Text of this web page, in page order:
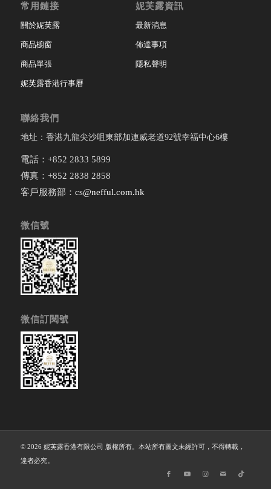
常用鏈接
關於妮芙露
商品櫥窗
商品單張
妮芙露香港行事曆
妮芙露資訊
最新消息
佈達事項
隱私聲明
聯絡我們
地址：香港九龍尖沙咀東部加連威老道92號幸福中心6樓
電話：+852 2833 5899
傳真：+852 2838 2858
客戶服務部： cs@nefful.com.hk
微信號
微信訂閱號
© 2026 妮芙露香港有限公司 版權所有。本站所有圖文未經許可，不得轉載，
違者必究。